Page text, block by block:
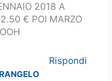
2018 A
€ POI MARZO
Rispondi